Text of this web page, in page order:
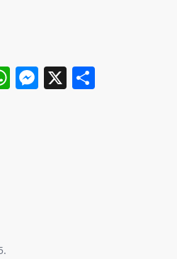
WhatsApp
Messenger
X